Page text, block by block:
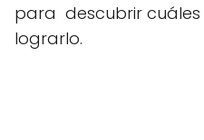
para descubrir
lograrlo.